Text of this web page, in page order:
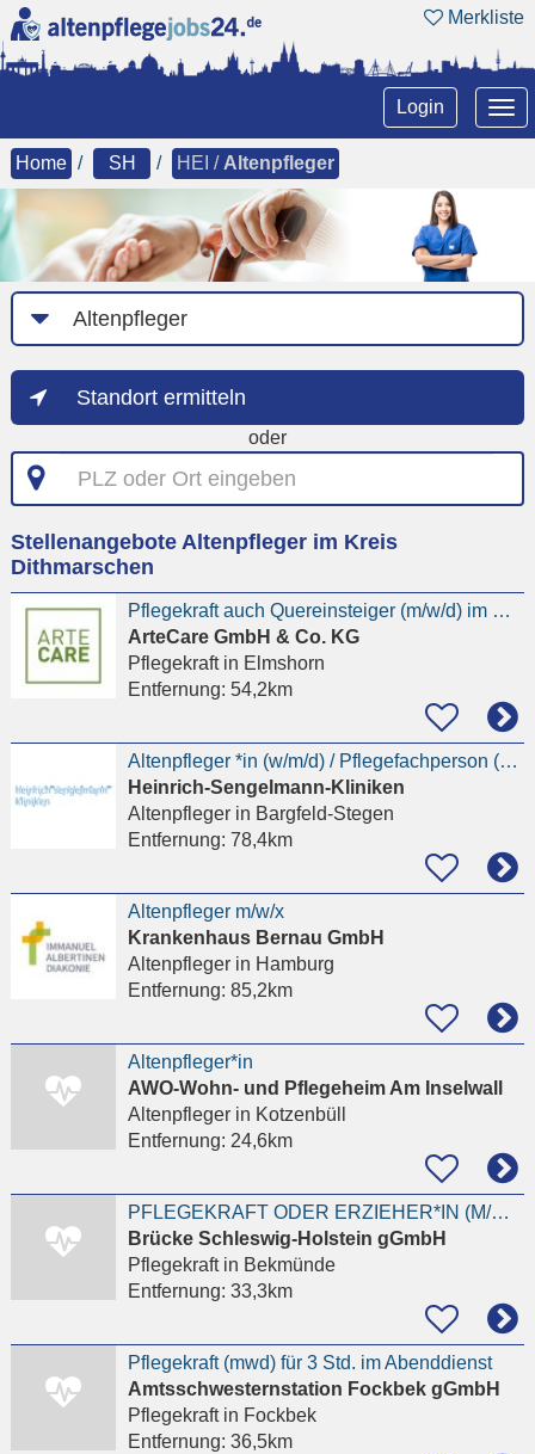
Merkliste
Login
Home SH HEI / Altenpfleger
Job-
Kategorie
Standort ermitteln
oder
PLZ
oder
eingeben
Stellenangebote Altenpfleger im Kreis
Dithmarschen
Pflegekraft auch Quereinsteiger (m/w/d) im Haus Flora
ArteCare GmbH & Co. KG
Pflegekraftin Elmshorn
Entfernung: 54,2km
Altenpfleger *in (w/m/d) / Pflegefachperson (w/m/d)
Heinrich-Sengelmann-Kliniken
Altenpflegerin Bargfeld-Stegen
Entfernung: 78,4km
Altenpfleger m/w/x
Krankenhaus Bernau GmbH
Altenpflegerin Hamburg
Entfernung: 85,2km
Altenpfleger*in
AWO-Wohn- und Pflegeheim Am Inselwall
Altenpflegerin Kotzenbüll
Entfernung: 24,6km
PFLEGEKRAFT ODER ERZIEHER*IN (M/W/D)
Brücke Schleswig-Holstein gGmbH
Pflegekraftin Bekmünde
Entfernung: 33,3km
Pflegekraft (mwd) für 3 Std. im Abenddienst
Amtsschwesternstation Fockbek gGmbH
Pflegekraftin Fockbek
Entfernung: 36,5km